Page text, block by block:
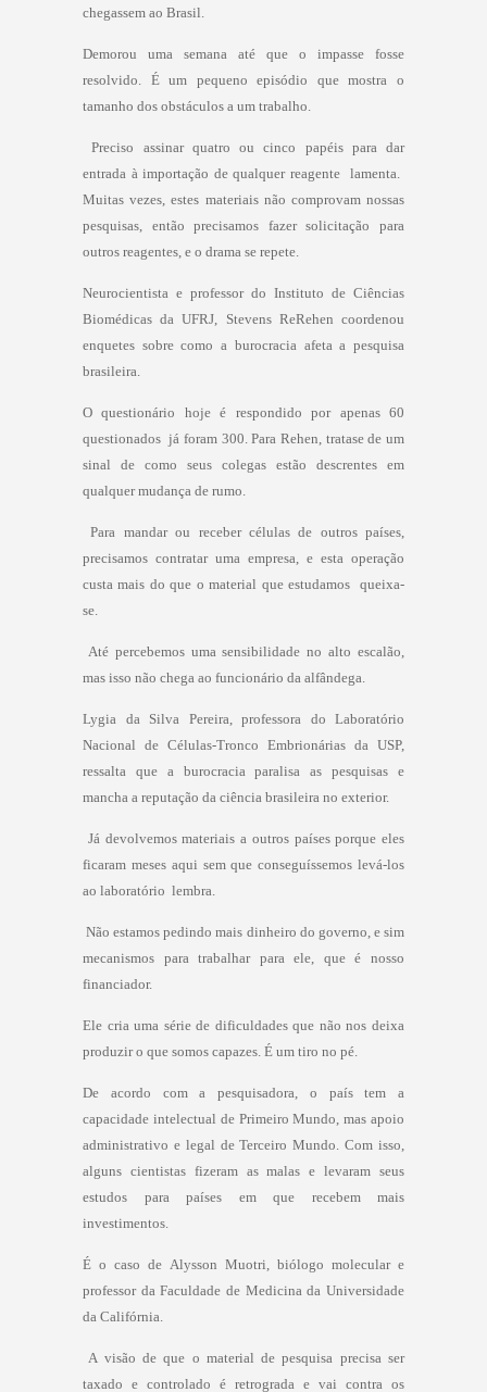
chegassem ao Brasil.
Demorou uma semana até que o impasse fosse
resolvido. É um pequeno episódio que mostra o
tamanho dos obstáculos a um trabalho.
 Preciso assinar quatro ou cinco papéis para dar
entrada à importação de qualquer reagente  lamenta. 
Muitas vezes, estes materiais não comprovam nossas
pesquisas, então precisamos fazer solicitação para
outros reagentes, e o drama se repete.
Neurocientista e professor do Instituto de Ciências
Biomédicas da UFRJ, Stevens ReRehen coordenou
enquetes sobre como a burocracia afeta a pesquisa
brasileira.
O questionário hoje é respondido por apenas 60
questionados  já foram 300. Para Rehen, tratase de um
sinal de como seus colegas estão descrentes em
qualquer mudança de rumo.
 Para mandar ou receber células de outros países,
precisamos contratar uma empresa, e esta operação
custa mais do que o material que estudamos  queixa-
se.
 Até percebemos uma sensibilidade no alto escalão,
mas isso não chega ao funcionário da alfândega.
Lygia da Silva Pereira, professora do Laboratório
Nacional de Células-Tronco Embrionárias da USP,
ressalta que a burocracia paralisa as pesquisas e
mancha a reputação da ciência brasileira no exterior.
 Já devolvemos materiais a outros países porque eles
ficaram meses aqui sem que conseguíssemos levá-los
ao laboratório  lembra.
 Não estamos pedindo mais dinheiro do governo, e sim
mecanismos para trabalhar para ele, que é nosso
financiador.
Ele cria uma série de dificuldades que não nos deixa
produzir o que somos capazes. É um tiro no pé.
De acordo com a pesquisadora, o país tem a
capacidade intelectual de Primeiro Mundo, mas apoio
administrativo e legal de Terceiro Mundo. Com isso,
alguns cientistas fizeram as malas e levaram seus
estudos para países em que recebem mais
investimentos.
É o caso de Alysson Muotri, biólogo molecular e
professor da Faculdade de Medicina da Universidade
da Califórnia.
 A visão de que o material de pesquisa precisa ser
taxado e controlado é retrograda e vai contra os